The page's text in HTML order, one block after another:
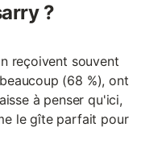
?
reçoivent souvent
(68 %), ont
à penser qu'ici,
le gîte parfait pour